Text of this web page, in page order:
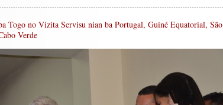
Togo no Vizita Servisu nian ba Portugal, Guiné Equatorial, São
Verde